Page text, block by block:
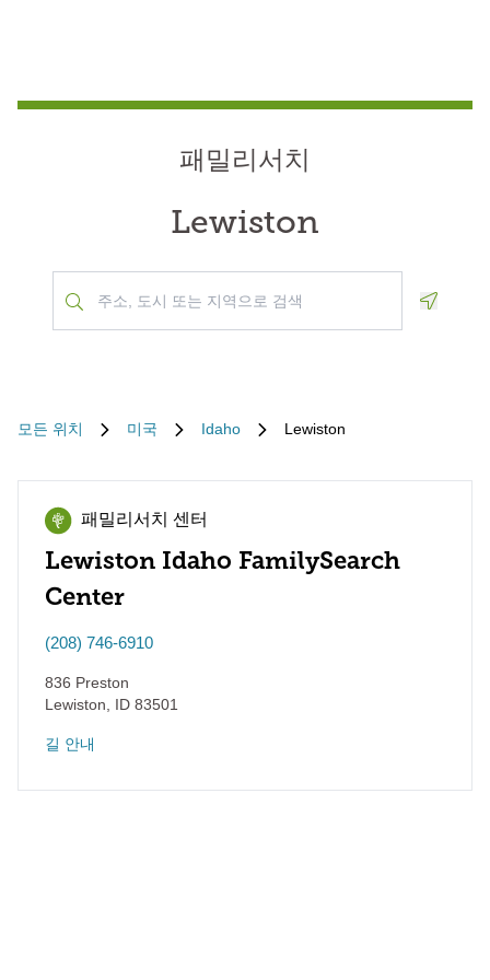
패밀리서치
Lewiston
모든 위치 미국 Idaho Lewiston
패밀리서치 센터
Lewiston Idaho FamilySearch
Center
(208) 746-6910
836 Preston
Lewiston
ID 83501
길 안내